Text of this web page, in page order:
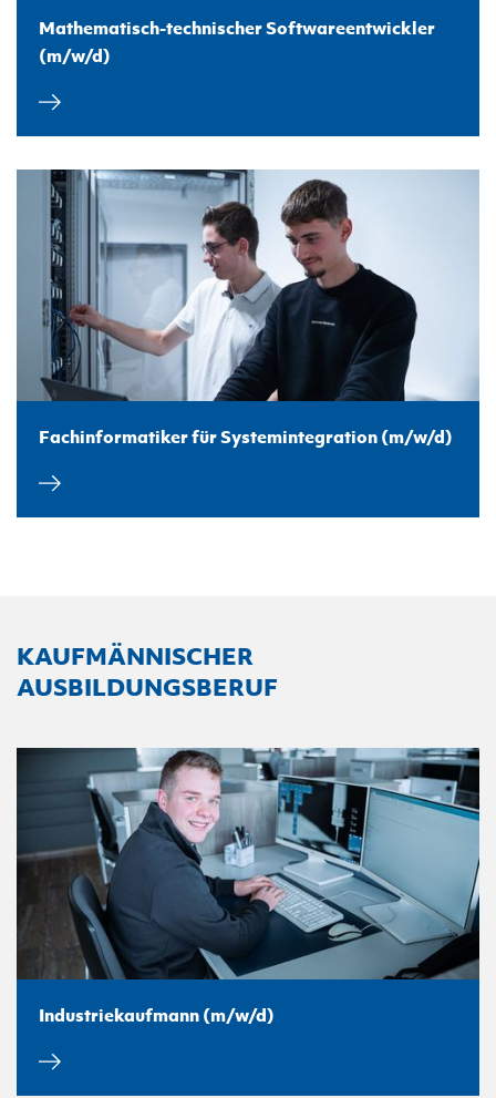
Mathematisch-technischer Softwareentwickler
(m/w/d)
Fachinformatiker für Systemintegration (m/w/d)
KAUFMÄNNISCHER
AUSBILDUNGSBERUF
Industriekaufmann (m/w/d)